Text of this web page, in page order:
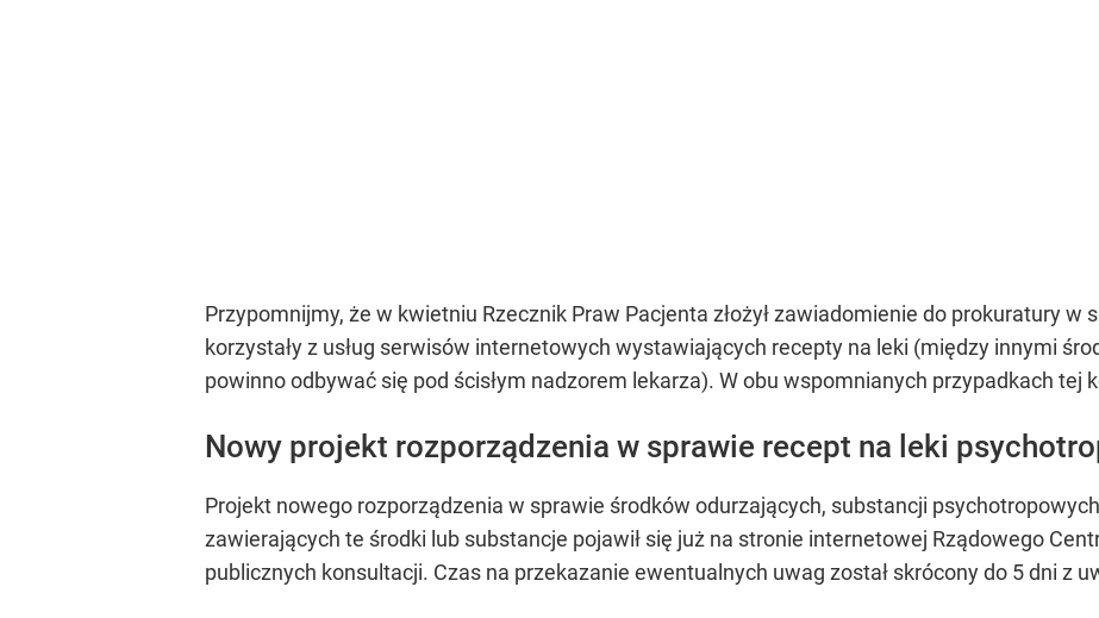
Przypomnijmy, że w kwietniu Rzecznik Praw Pacjenta złożył zawiadomienie do prokuratury w
korzystały z usług serwisów internetowych wystawiających recepty na leki (między innymi
powinno odbywać się pod ścisłym nadzorem lekarza). W obu wspomnianych przypadkach tej
Nowy projekt rozporządzenia w sprawie recept na leki
Projekt nowego rozporządzenia w sprawie środków odurzających, substancji
zawierających te środki lub substancje pojawił się już na stronie internetowej Rządowego
publicznych konsultacji. Czas na przekazanie ewentualnych uwag został skrócony do 5 dni z